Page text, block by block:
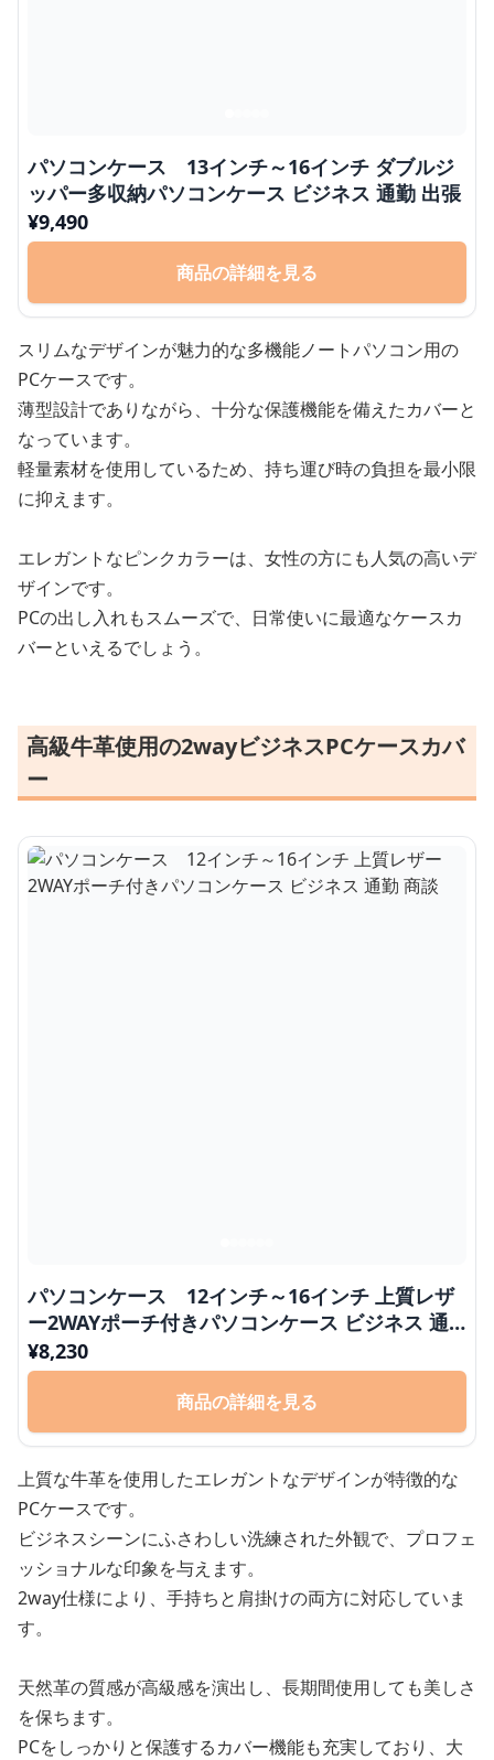
パソコンケース 13インチ～16インチ ダブルジ
ッパー多収納パソコンケース ビジネス 通勤 出張
¥9,490
商品の詳細を見る
スリムなデザインが魅力的な多機能ノートパソコン用の
PCケースです。
薄型設計でありながら、十分な保護機能を備えたカバーと
なっています。
軽量素材を使用しているため、持ち運び時の負担を最小限
に抑えます。
エレガントなピンクカラーは、女性の方にも人気の高いデ
ザインです。
PCの出し入れもスムーズで、日常使いに最適なケースカ
バーといえるでしょう。
高級牛革使用の2wayビジネスPCケースカバ
ー
パソコンケース 12インチ～16インチ 上質レザ
ー2WAYポーチ付きパソコンケース ビジネス 通
勤 商談
¥8,230
商品の詳細を見る
上質な牛革を使用したエレガントなデザインが特徴的な
PCケースです。
ビジネスシーンにふさわしい洗練された外観で、プロフェ
ッショナルな印象を与えます。
2way仕様により、手持ちと肩掛けの両方に対応していま
す。
天然革の質感が高級感を演出し、長期間使用しても美しさ
を保ちます。
PCをしっかりと保護するカバー機能も充実しており、大